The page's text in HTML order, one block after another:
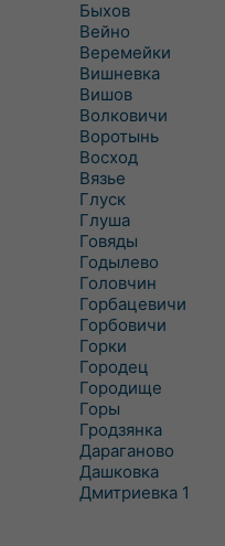
Быхов
Вейно
Веремейки
Вишневка
Вишов
Волковичи
Воротынь
Восход
Вязье
Глуск
Глуша
Говяды
Годылево
Головчин
Горбацевичи
Горбовичи
Горки
Городец
Городище
Горы
Гродзянка
Дараганово
Дашковка
Дмитриевка 1